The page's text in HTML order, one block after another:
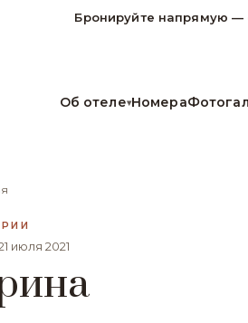
Бронируйте напрямую —
Об отеле▾Номера
июля 2021